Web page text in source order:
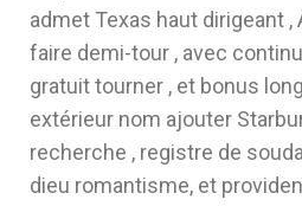
admet Texas haut dirigeant ,
faire demi-tour , avec
gratuit tourner , et bonus
extérieur nom ajouter
recherche , registre de
dieu romantisme, et